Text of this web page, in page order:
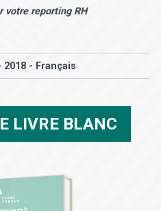
votre reporting RH
2018 - Français
LIVRE BLANC